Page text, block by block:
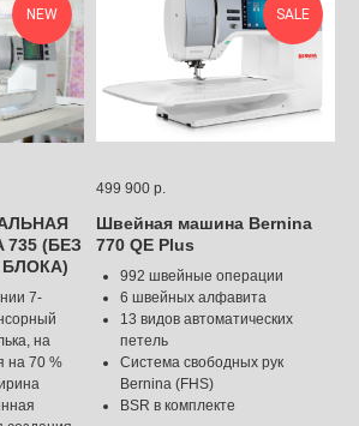
NEW
735 (БЕЗ
7-
на
на 70 %
SALE
499 900 р.
Швейная машина Bernina
770 QE Plus
992 швейные операции
6 швейных алфавита
13 видов автоматических
петель
Система свободных рук
Bernina (FHS)
BSR в комплекте